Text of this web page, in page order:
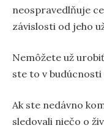
neospravedlňuje
závislosti od jeho
Nemôžete už
ste to v budúcnosti
Ak ste nedávno
sledovali niečo o